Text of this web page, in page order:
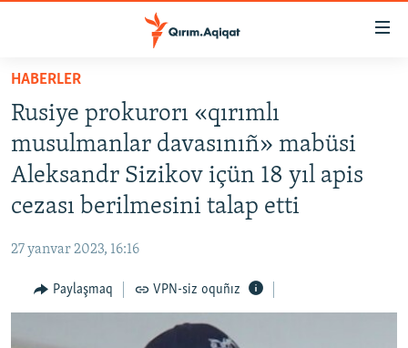
Esas
qaytmaq
Baş
navigatsiyağa
qaytmaq
Qıdıruvğa
SİYASET
İQTİSADİYAT
İNSAN AQLARI
VİDEO
HABERLER
Rusiye prokurorı «qırımlı
musulmanlar davasınıñ» mabüsi
Aleksandr Sizikov içün 18 yıl apis
cezası berilmesini talap etti
27 yanvar 2023, 16:16
Paylaşmaq VPN-siz oquñız